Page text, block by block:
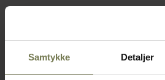
Samtykke Detaljer